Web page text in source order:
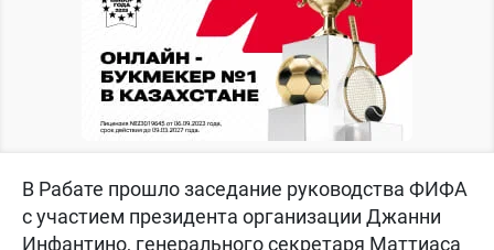
В Рабате прошло заседание руководства ФИФА
с участием президента организации Джанни
Инфантино, генерального секретаря Маттиаса